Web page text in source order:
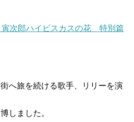
次郎ハイビスカスの花 特別篇
へ旅を続ける歌手、リリーを演
しました。